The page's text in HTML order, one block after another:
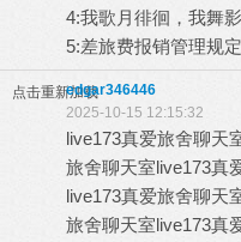
4:我歌月徘徊，我舞影
5:差旅费报销管理规定
点击重新加载edgar346446
2025-10-15 12:15:32
live173真爱旅舍聊天
旅舍聊天室live173真
live173真爱旅舍聊天
旅舍聊天室live173真